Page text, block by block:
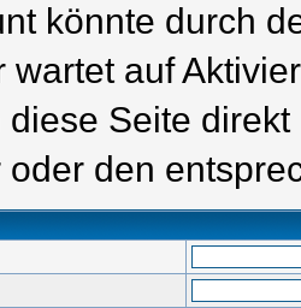
könnte durch
wartet auf
diese Seite
oder den